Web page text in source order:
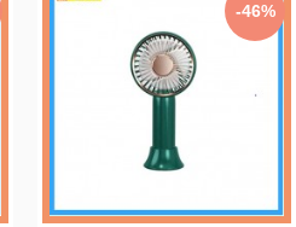
-46%